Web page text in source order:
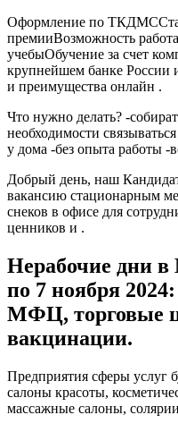
Оформление по
премииВозможность
учебыОбучение за счет
крупнейшем банке России
и преимущества онлайн .
Что нужно делать? -
необходимости
у дома -без опыта работы -
Добрый день, наш
вакансию стационарным
снеков в офисе для
ценников и .
Нерабочие дни в
по 7 ноября
МФЦ, торговые
вакцинации.
Предприятия сферы услуг
салоны красоты,
массажные салоны,